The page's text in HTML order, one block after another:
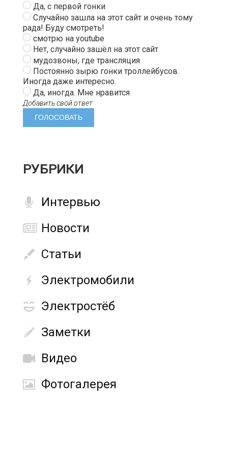
Да, с первой гонки
Случайно зашла на этот сайт и очень тому
рада! Буду смотреть!
смотрю на youtube
Нет, случайно зашёл на этот сайт
мудозвоны, где трансляция
Постоянно зырю гонки троллейбусов.
Иногда даже интересно.
Да, иногда. Мне нравится
Добавить свой ответ
РУБРИКИ
Интервью
Новости
Статьи
Электромобили
Электростёб
Заметки
Видео
Фотогалерея